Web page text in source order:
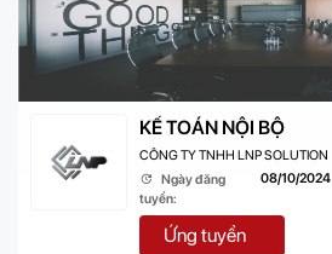
KẾ TOÁN NỘI BỘ
CÔNG TY TNHH LNP SOLUTION
Ngày đăng
tuyển:
08/10/2024
Ứng tuyển